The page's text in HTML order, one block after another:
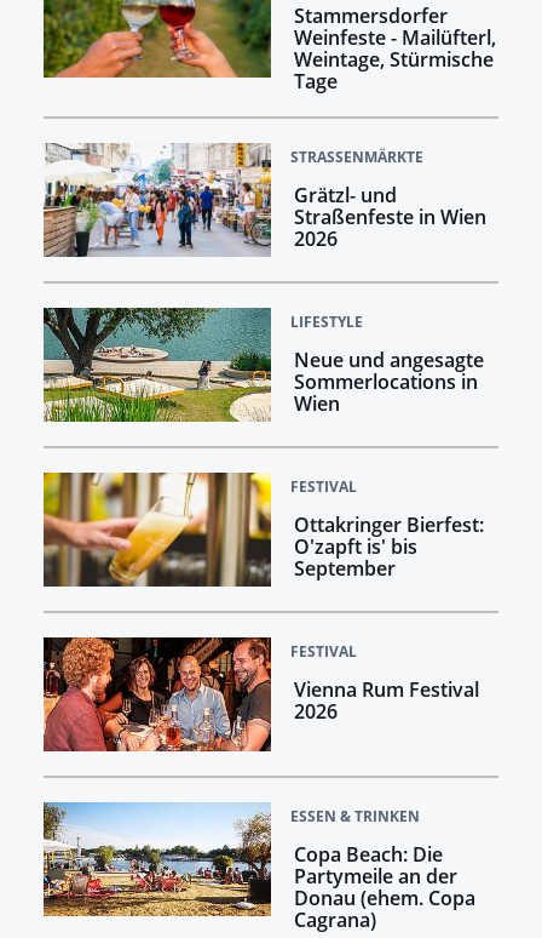
Stammersdorfer
Weinfeste - Mailüfterl,
Weintage, Stürmische
Tage
STRASSENMÄRKTE
Grätzl- und
Straßenfeste in Wien
2026
LIFESTYLE
Neue und angesagte
Sommerlocations in
Wien
FESTIVAL
Ottakringer Bierfest:
O'zapft is' bis
September
FESTIVAL
Vienna Rum Festival
2026
ESSEN & TRINKEN
Copa Beach: Die
Partymeile an der
Donau (ehem. Copa
Cagrana)